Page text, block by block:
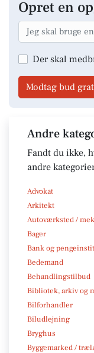
Opret en
Der skal
Modtag bud
Andre
Fandt du ikke,
andre
Advokat
Arkitekt
Autoværksted /
Bager
Bank og
Bedemand
Behandlingstilbud
Bibliotek, arkiv og
Bilforhandler
Biludlejning
Bryghus
Byggemarked /